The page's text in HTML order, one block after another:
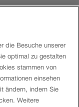
die Besuche unserer
optimal zu gestalten
stammen von
einsehen
ändern, indem Sie
Weitere